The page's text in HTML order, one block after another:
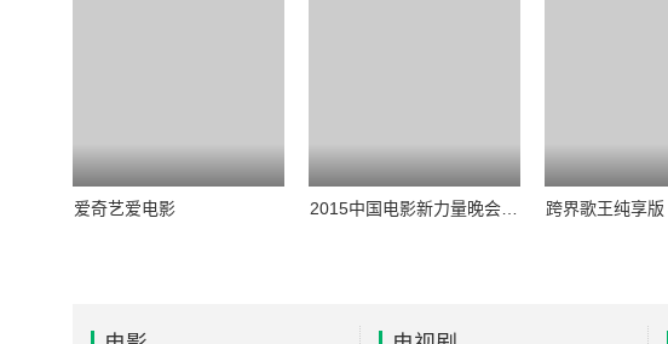
爱奇艺爱电影 跨界歌王纯享版